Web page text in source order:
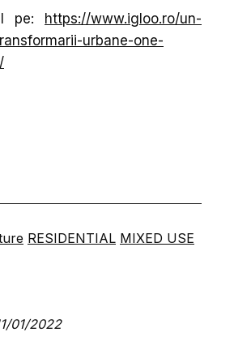
pe: https://www.igloo.ro/un-
urbane-one-
RESIDENTIAL MIXED USE
01/2022